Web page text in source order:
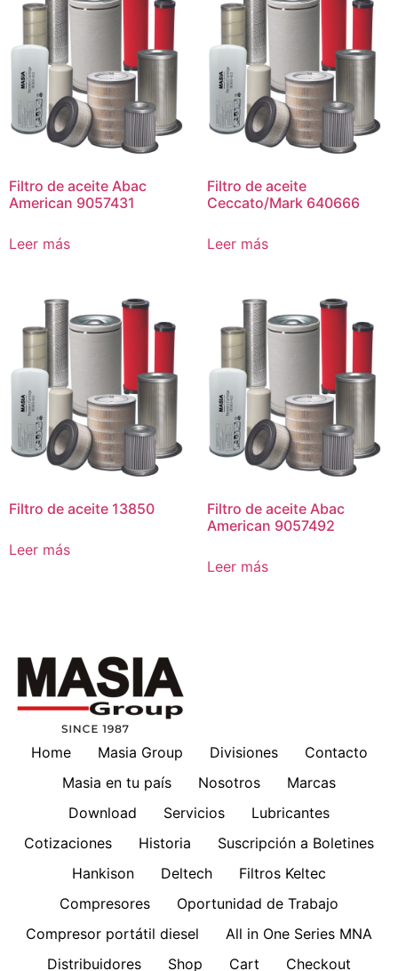
Filtro de aceite Abac
American 9057431
Leer más
Filtro de aceite
Ceccato/Mark 640666
Leer más
Filtro de aceite 13850
Leer más
Filtro de aceite Abac
American 9057492
Leer más
Home Masia Group Divisiones
Contacto
Masia en tu país
Nosotros
Marcas
Download
Servicios
Lubricantes
Cotizaciones
Historia
Suscripción a Boletines
Hankison
Deltech
Filtros Keltec
Compresores
Oportunidad de Trabajo
Compresor portátil diesel
All in One Series MNA
Distribuidores
Shop Cart Checkout